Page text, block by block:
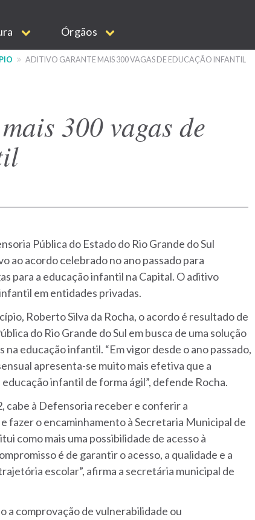
Órgãos
ADITIVO GARANTE MAIS 300 VAGAS DE EDUCAÇÃO INFANTIL
300 vagas de
Pública do Estado do Rio Grande do Sul
ao acordo celebrado no ano passado para
para a educação infantil na Capital. O aditivo
em entidades privadas.
Roberto Silva da Rocha, o acordo é resultado de
do Rio Grande do Sul em busca de uma solução
na educação infantil. “Em vigor desde o ano passado,
apresenta-se muito mais efetiva que a
infantil de forma ágil”, defende Rocha.
cabe à Defensoria receber e conferir a
fazer o encaminhamento à Secretaria Municipal de
como mais uma possibilidade de acesso à
é de garantir o acesso, a qualidade e a
escolar”, afirma a secretária municipal de
a comprovação de vulnerabilidade ou